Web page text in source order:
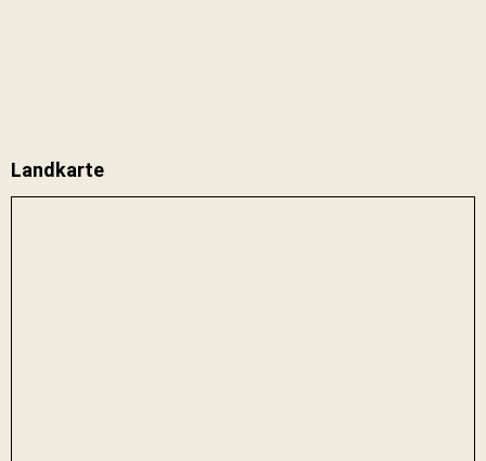
Landkarte